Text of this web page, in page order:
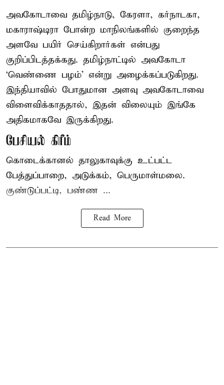
அவகோடாவை தமிழ்நாடு, கேரளா, கர்நாடகா,
மகாராஷ்டிரா போன்ற மாநிலங்களில் குறைந்த
அளவே பயிர் செய்கிறார்கள் என்பது
குறிப்பிடத்தக்கது. தமிழ்நாட்டில் அவகோடா
‘வெண்ணை பழம்’ என்று அழைக்கப்படுகிறது.
இந்தியாவில் போதுமான அளவு அவகோடாவை
விளைவிக்காததால், இதன் விலையும் இங்கே
அதிகமாகவே இருக்கிறது.
பேசியல் கிரீம்
கொடைக்கானல் தாலுகாவுக்கு உட்பட்ட
பேத்துப்பாறை, அடுக்கம், பெருமாள்மலை.
குண்டுப்பட்டி, பண்ண ...
Read More